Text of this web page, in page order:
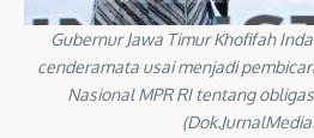
Gubernur Jawa Timur Khofifah
cenderamata usai menjadi
Nasional MPR RI tentang